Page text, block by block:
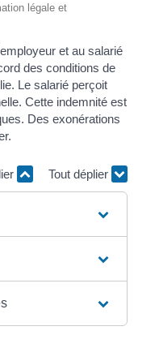
légale et
et au salarié
des conditions de
Le salarié perçoit
Cette indemnité est
Des exonérations
Tout déplier